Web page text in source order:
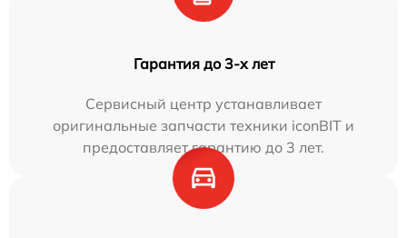
Гарантия до 3-х лет
Сервисный центр устанавливает
оригинальные запчасти техники iconBIT и
предоставляет гарантию до 3 лет.